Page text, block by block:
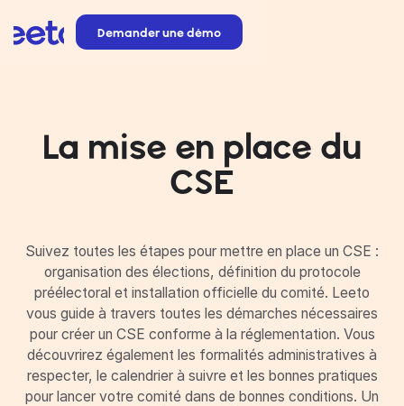
Demander une démo
La mise en place du
CSE
Suivez toutes les étapes pour mettre en place un CSE :
organisation des élections, définition du protocole
préélectoral et installation officielle du comité. Leeto
vous guide à travers toutes les démarches nécessaires
pour créer un CSE conforme à la réglementation. Vous
découvrirez également les formalités administratives à
respecter, le calendrier à suivre et les bonnes pratiques
pour lancer votre comité dans de bonnes conditions. Un